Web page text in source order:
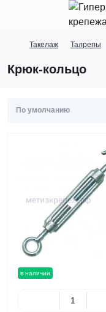
Такелаж Талрепы
Крюк-кольцо
в наличии